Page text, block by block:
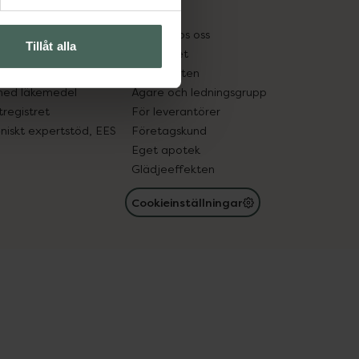
Tillåt alla
in gammal medicin
läkemedel
expertstöd, EES
Pressrum
Jobba hos oss
Hållbarhet
Samarbeten
Ägare och ledningsgrupp
För leverantörer
Företagskund
Eget apotek
Glädjeeffekten
Cookieinställningar